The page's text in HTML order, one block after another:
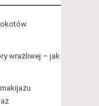
wrażliwej – jak